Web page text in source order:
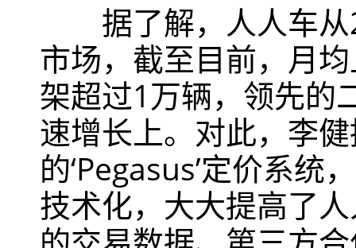
据了解，人人车从
市场，截至目前，月
架超过1万辆，领先的
速增长上。对此，李
的‘Pegasus’定价系
技术化，大大提高了